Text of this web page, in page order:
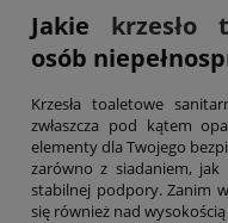
Jakie krzesło
osób
Krzesła toaletowe
zwłaszcza pod kątem
elementy dla Twojego
zarówno z siadaniem,
stabilnej podpory. Zanim
się również nad